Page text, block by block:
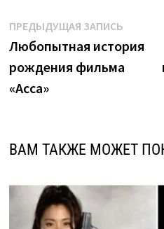
Навигация
по
записям
ПРЕДЫДУЩАЯ ЗАПИСЬ
запись:
Любопытная история
рождения фильма
«Асса»
ВАМ ТАКЖЕ МОЖЕТ